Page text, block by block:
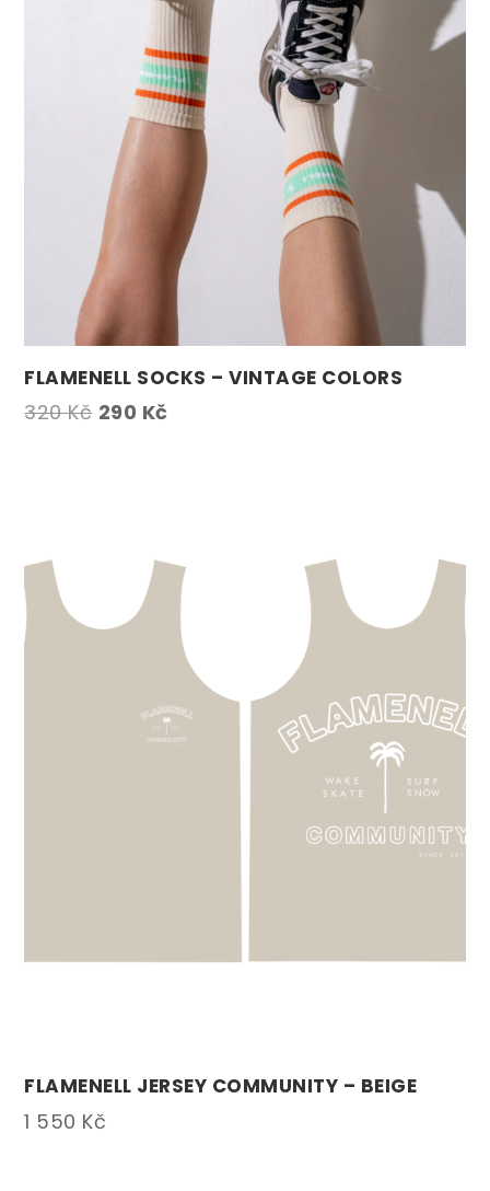
FLAMENELL SOCKS – VINTAGE COLORS
320Kč Původní
290 KčAktuální
FLAMENELL JERSEY COMMUNITY – BEIGE
1 550 Kč